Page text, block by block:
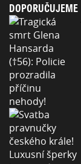
DOPORUČUJEME